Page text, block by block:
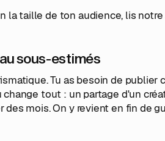
la taille de ton audience, lis
sous-estimés
Tu as besoin de publier
tout : un partage d'un
mois. On y revient en fin de